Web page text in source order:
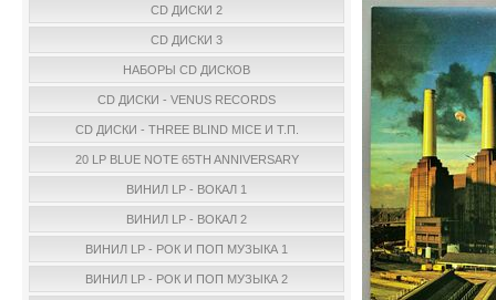
CD ДИСКИ 2
CD ДИСКИ 3
НАБОРЫ CD ДИСКОВ
CD ДИСКИ - VENUS RECORDS
CD ДИСКИ - THREE BLIND MICE И Т.П.
20 LP BLUE NOTE 65TH ANNIVERSARY
ВИНИЛ LP - ВОКАЛ 1
ВИНИЛ LP - ВОКАЛ 2
ВИНИЛ LP - РОК И ПОП МУЗЫКА 1
ВИНИЛ LP - РОК И ПОП МУЗЫКА 2